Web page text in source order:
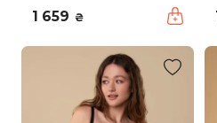
1 659 ₴